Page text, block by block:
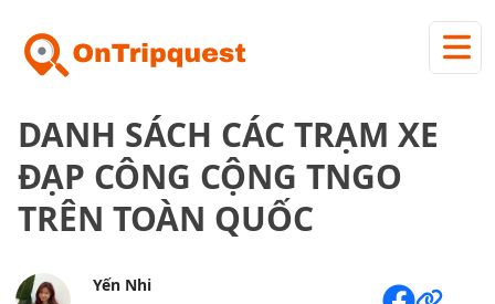
DANH SÁCH CÁC TRẠM XE
ĐẠP CÔNG CỘNG TNGO
TRÊN TOÀN QUỐC
Yến Nhi